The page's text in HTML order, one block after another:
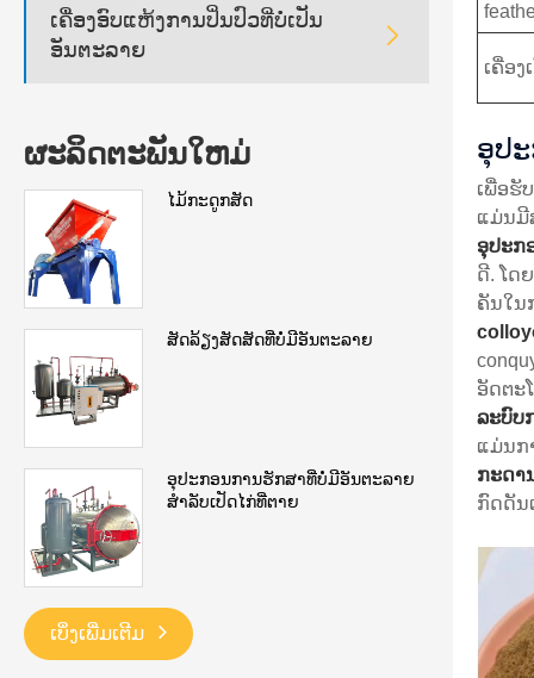
ເຄື່ອງອົບແຫ້ງການປິ່ນປົວທີ່ບໍ່ເປັນ
ອັນຕະລາຍ

ຜະລິດຕະພັນໃຫມ່
ໄມ້ກະດູກສັດ
ສັດລ້ຽງສັດສັດທີ່ບໍ່ມີອັນຕະລາຍ
ອຸປະກອນການຮັກສາທີ່ບໍ່ມີອັນຕະລາຍ
ສໍາລັບເປັດໄກ່ທີ່ຕາຍ
ເບິ່ງເພີ່ມເຕີມ
ເຄື່ອງ
ອຸປ
ເພື່ອຮັ
ແມ່ນມີ
ອຸປະກ
ດີ. ໂດ
ຄັນໃນ
ອັດຕະ
ລະບົບ
ແມ່ນກ
ກະດາ
ກົດດັນ